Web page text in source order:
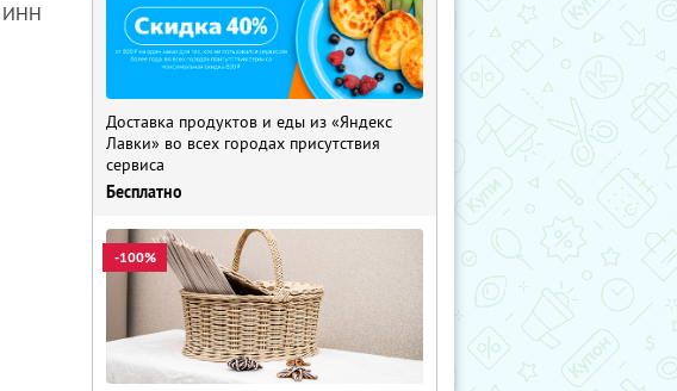
ИНН
Доставка продуктов и еды из «Яндекс
Лавки» во всех городах присутствия
сервиса
Бесплатно
-100%